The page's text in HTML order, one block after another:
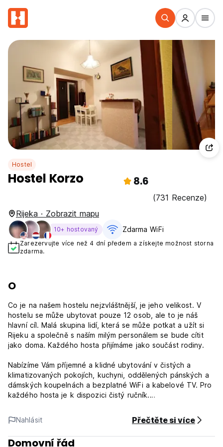
Hostel
Hostel Korzo 8.6
(731 Recenze)
Rijeka · Zobrazit mapu
10+ hostovaný Zdarma WiFi
Zarezervujte více než 4 dní předem a získejte možnost storna
zdarma.
O
Co je na našem hostelu nejzvláštnější, je jeho velikost. V
hostelu se může ubytovat pouze 12 osob, ale to je náš
hlavní cíl. Malá skupina lidí, která se může potkat a užít si
Rijeku a společně s naším milým personálem se bude cítit
jako doma. Každého hosta přijímáme jako součást rodiny.
Nabízíme Vám příjemné a klidné ubytování v čistých a
klimatizovaných pokojích, kuchyni, oddělených pánských a
dámských koupelnách a bezplatné WiFi a kabelové TV. Pro
každého hosta je k dispozici čistý ručník.
Nacházíme se přímo v centru Rijeky na hlavní promenádě
zvané Corso (Korzo). Vše je v docházkové vzdálenosti od
hostelu, což vám dává skvělou příležitost navštívit a
prozkoumat Rijeku, aniž byste museli přecházet
Nahlásit Přečtěte si více
Domovní řád